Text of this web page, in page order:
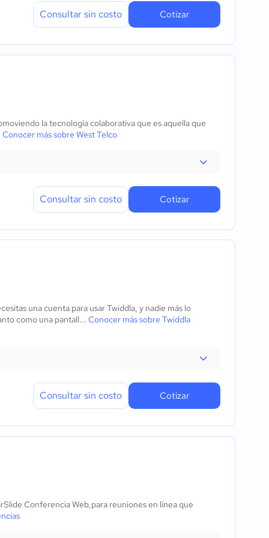
Consultar sin costo Cotizar
la tecnología colaborativa que es aquella que
Conocer más sobre West Telco
Consultar sin costo Cotizar
una cuenta para usar Twiddla, y nadie más lo
como una pantall... Conocer más sobre Twiddla
Consultar sin costo Cotizar
Conferencia Web,para reuniones en línea que